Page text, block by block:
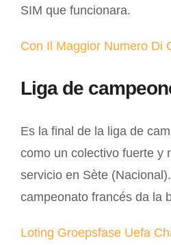
SIM que funcionara.
Con Il Maggior Numero Di
Liga de
Es la final de la liga de
como un colectivo fuerte y
servicio en Sète
campeonato francés da la
Loting Groepsfase Uefa